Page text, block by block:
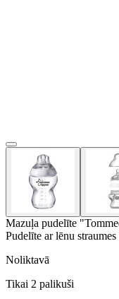
Mazuļa pudelīte
Pudelīte ar lēnu
Noliktavā
Tikai 2 palikuši